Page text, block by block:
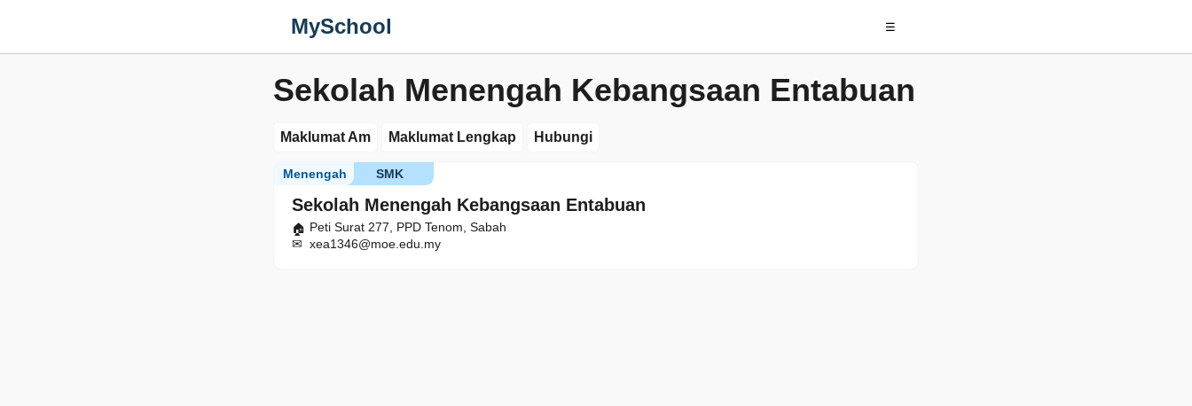
MySchool ☰
Sekolah Menengah Kebangsaan Entabuan
Maklumat Am Maklumat Lengkap Hubungi
Sekolah Menengah Kebangsaan Entabuan
SMK
Menengah
Peti Surat 277, PPD Tenom, Sabah
xea1346@moe.edu.my